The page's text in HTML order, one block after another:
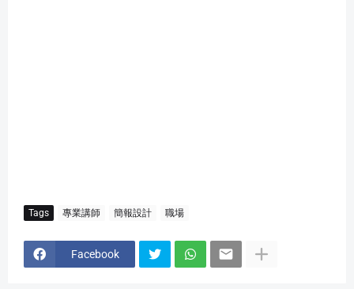
Tags 專業講師 簡報設計 職場
Facebook